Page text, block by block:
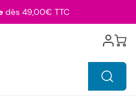
dès 49,00€ TTC
Cart